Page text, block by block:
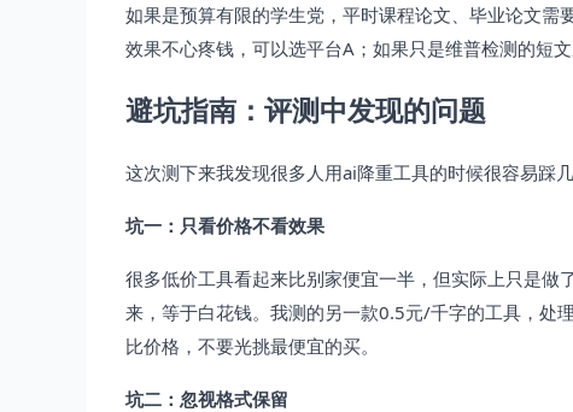
如果是预算有限的学生党，平时课程论文、毕业论文
效果不心疼钱，可以选平台A；如果只是维普检测的短
避坑指南：评测中发现的问题
这次测下来我发现很多人用ai降重工具的时候很容易踩
坑一：只看价格不看效果
很多低价工具看起来比别家便宜一半，但实际上只是
来，等于白花钱。我测的另一款0.5元/千字的工具，处
比价格，不要光挑最便宜的买。
坑二：忽视格式保留